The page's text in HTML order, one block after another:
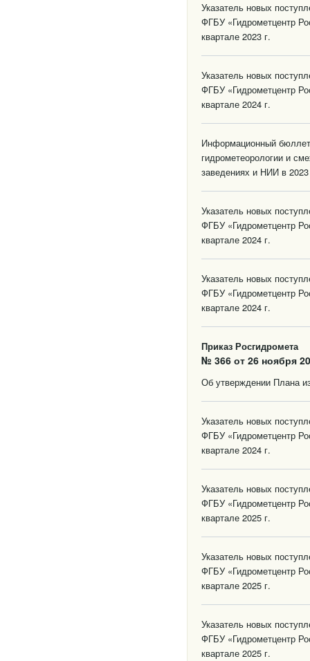
Указатель новых
ФГБУ «Гидрометцентр
квартале 2023 г.
Указатель новых
ФГБУ «Гидрометцентр
квартале 2024 г.
Информационный
гидрометеорологии и
заведениях и НИИ в
Указатель новых
ФГБУ «Гидрометцентр
квартале 2024 г.
Указатель новых
ФГБУ «Гидрометцентр
квартале 2024 г.
Приказ Росгидромета
№ 366 от 26 ноября
Об утверждении Плана
Указатель новых
ФГБУ «Гидрометцентр
квартале 2024 г.
Указатель новых
ФГБУ «Гидрометцентр
квартале 2025 г.
Указатель новых
ФГБУ «Гидрометцентр
квартале 2025 г.
Указатель новых
ФГБУ «Гидрометцентр
квартале 2025 г.